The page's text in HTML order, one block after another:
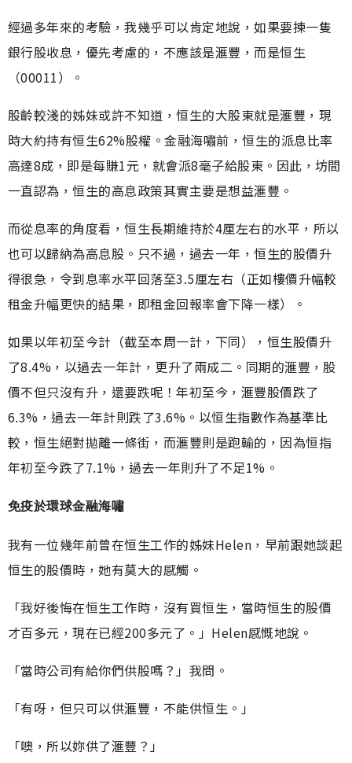
經過多年來的考驗，我幾乎可以肯定地說，如果要揀一隻
銀行股收息，優先考慮的，不應該是滙豐，而是恒生
（00011）。
股齡較淺的姊妹或許不知道，恒生的大股東就是滙豐，現
時大約持有恒生62%股權。金融海嘯前，恒生的派息比率
高達8成，即是每賺1元，就會派8毫子給股東。因此，坊間
一直認為，恒生的高息政策其實主要是想益滙豐。
而從息率的角度看，恒生長期維持於4厘左右的水平，所以
也可以歸納為高息股。只不過，過去一年，恒生的股價升
得很急，令到息率水平回落至3.5厘左右（正如樓價升幅較
租金升幅更快的結果，即租金回報率會下降一樣）。
如果以年初至今計（截至本周一計，下同），恒生股價升
了8.4%，以過去一年計，更升了兩成二。同期的滙豐，股
價不但只沒有升，還要跌呢！年初至今，滙豐股價跌了
6.3%，過去一年計則跌了3.6%。以恒生指數作為基準比
較，恒生絕對拋離一條街，而滙豐則是跑輸的，因為恒指
年初至今跌了7.1%，過去一年則升了不足1%。
免疫於環球金融海嘯
我有一位幾年前曾在恒生工作的姊妹Helen，早前跟她談起
恒生的股價時，她有莫大的感觸。
「我好後悔在恒生工作時，沒有買恒生，當時恒生的股價
才百多元，現在已經200多元了。」Helen感慨地說。
「當時公司有給你們供股嗎？」我問。
「有呀，但只可以供滙豐，不能供恒生。」
「噢，所以妳供了滙豐？」